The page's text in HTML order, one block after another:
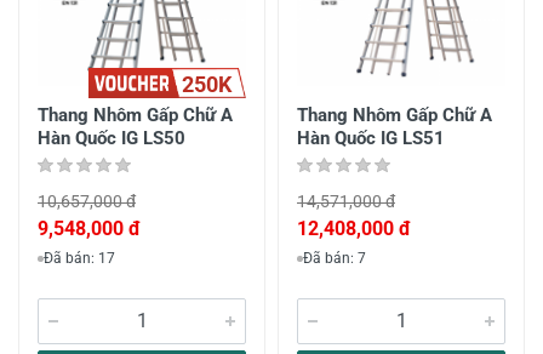
250K
Thang Nhôm Gấp Chữ A
Hàn Quốc IG LS50
10,657,000 đ
9,548,000 đ
Đã bán: 17
Thang Nhôm Gấp Chữ A
Hàn Quốc IG LS51
14,571,000 đ
12,408,000 đ
Đã bán: 7